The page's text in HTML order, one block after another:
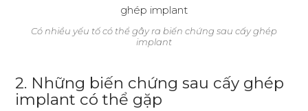
Có nhiều yếu tố có thể gây ra biến chứng sau cấy ghép
implant
2. Những biến chứng sau cấy ghép
implant có thể gặp